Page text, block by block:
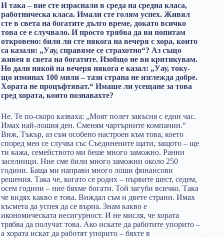
И така – вие сте израснали в среда на средна класа,
работническа класа. Имали сте голям успех. Живял
сте в света на богатите дълго време, докато всичко
това се е случвало. И просто трябва да ви попитам
откровено: били ли сте някога на вечеря с хора, които
са казали: „Уау, справяме се страхотно“? Аз също
живея в света на богатите. Изобщо не ви критикувам.
Но дали някой на вечеря някога е казал: „Уау, току-
що изминах 100 мили – тази страна не изглежда добре.
Хората не процъфтяват.“ Имаше ли усещане за това
сред хората, които познавахте?
Не. Те по-скоро казваха: „Моят полет закъсня с един час.
Имах най-лошия ден. Сменям чартърните компании.“
Виж, Тъкър, аз съм особено настроен към това, което
според мен се случва със Съединените щати, защото – ще
ти кажа, семейството ми беше много заможно. Ранни
заселници. Ние сме били много заможни около 250
години. Баща ми направи много лоши финансови
решения. Така че, когато се родих – първите шест, седем,
осем години – ние бяхме богати. Той загуби всичко. Така
че видях какво е това. Виждал съм и двете страни. Имах
късмета да успея да се върна. Знам какво е
икономическата несигурност. И не мисля, че хората
трябва да получат това. Ако искате да работите упорито –
а хората искат да работят упорито – бяхте в